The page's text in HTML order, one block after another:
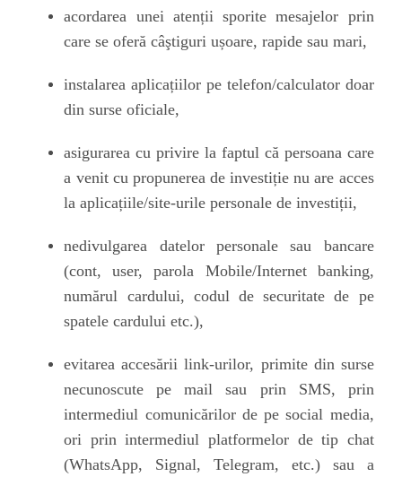
acordarea unei atenții sporite mesajelor prin
care se oferă câştiguriușoare,rapide sau mari,
instalareaaplicațiilor pe telefon/calculator doar
din surse oficiale,
asigurarea cu privire la faptul că persoana care
a venit cu propunerea de investiție nu are acces
laaplicațiile/site-urile personale de investiții,
nedivulgarea datelor personale sau bancare
(cont, user, parola Mobile/Internet banking,
numărul cardului, codul de securitate de pe
spatele cardului etc.),
evitarea accesăriilink-urilor, primite din surse
necunoscute pe mail sau prin SMS, prin
intermediul comunicărilor de pe social media,
ori prin intermediul platformelor de tip chat
(WhatsApp, Signal, Telegram, etc.) sau a